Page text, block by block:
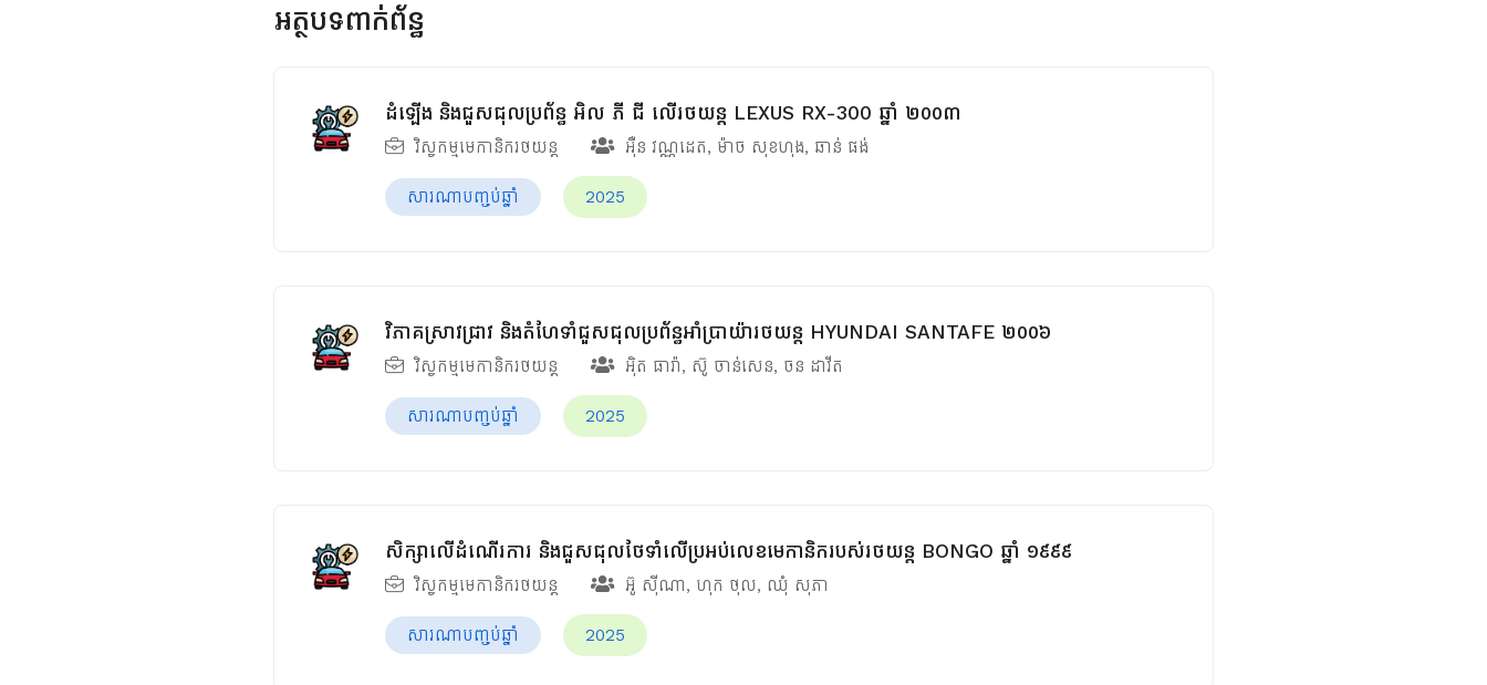
អត្ថបទពាក់ព័ន្ធ
ដំឡើង និងជួសជុលប្រព័ន្ធ អិល ភី ជី លើរថយន្ដ LEXUS RX-300 ឆ្នាំ ២០០៣
វិស្វកម្មមេកានិករថយន្ត អ៊ឺន វណ្ណដេត, ម៉ាច សុខហុង, ឆាន់ ផង់
សារណាបញ្ចប់ឆ្នាំ 2025
វិភាគស្រាវជ្រាវ និងតំហែទាំជួសជុលប្រព័ន្ធអាំប្រាយ៉ារថយន្ត HYUNDAI SANTAFE ២០០៦
វិស្វកម្មមេកានិករថយន្ត អ៊ិត ធារ៉ា, ស៊ូ ចាន់សេន, ចន ដាវីត
សារណាបញ្ចប់ឆ្នាំ 2025
សិក្សាលើដំណើរការ និងជួសជុលថែទាំលើប្រអប់លេខមេកានិករបស់រថយន្ត BONGO ឆ្នាំ ១៩៩៩
វិស្វកម្មមេកានិករថយន្ត អ៊ូ ស៊ីណា, ហុក ថុល, ឈុំ សុភា
សារណាបញ្ចប់ឆ្នាំ 2025